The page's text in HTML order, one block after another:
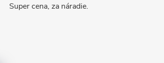
Super cena, za náradie.